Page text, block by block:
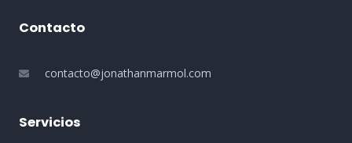
d
i
Contacto
contacto@jonathanmarmol.com
Servicios